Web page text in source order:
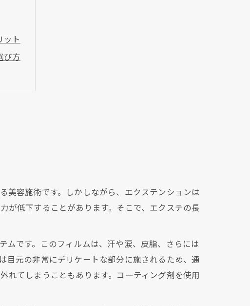
ット
び方
美容施術です。しかしながら、エクステンションは
が低下することがあります。そこで、エクステの長
ムです。このフィルムは、汗や涙、皮脂、さらには
目元の非常にデリケートな部分に施されるため、通
れてしまうこともあります。コーティング剤を使用